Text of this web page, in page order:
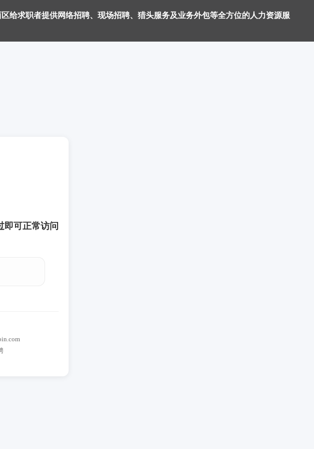
给求职者提供网络招聘、现场招聘、猎头服务及业务外包等全方位的人力资源服
即可正常访问